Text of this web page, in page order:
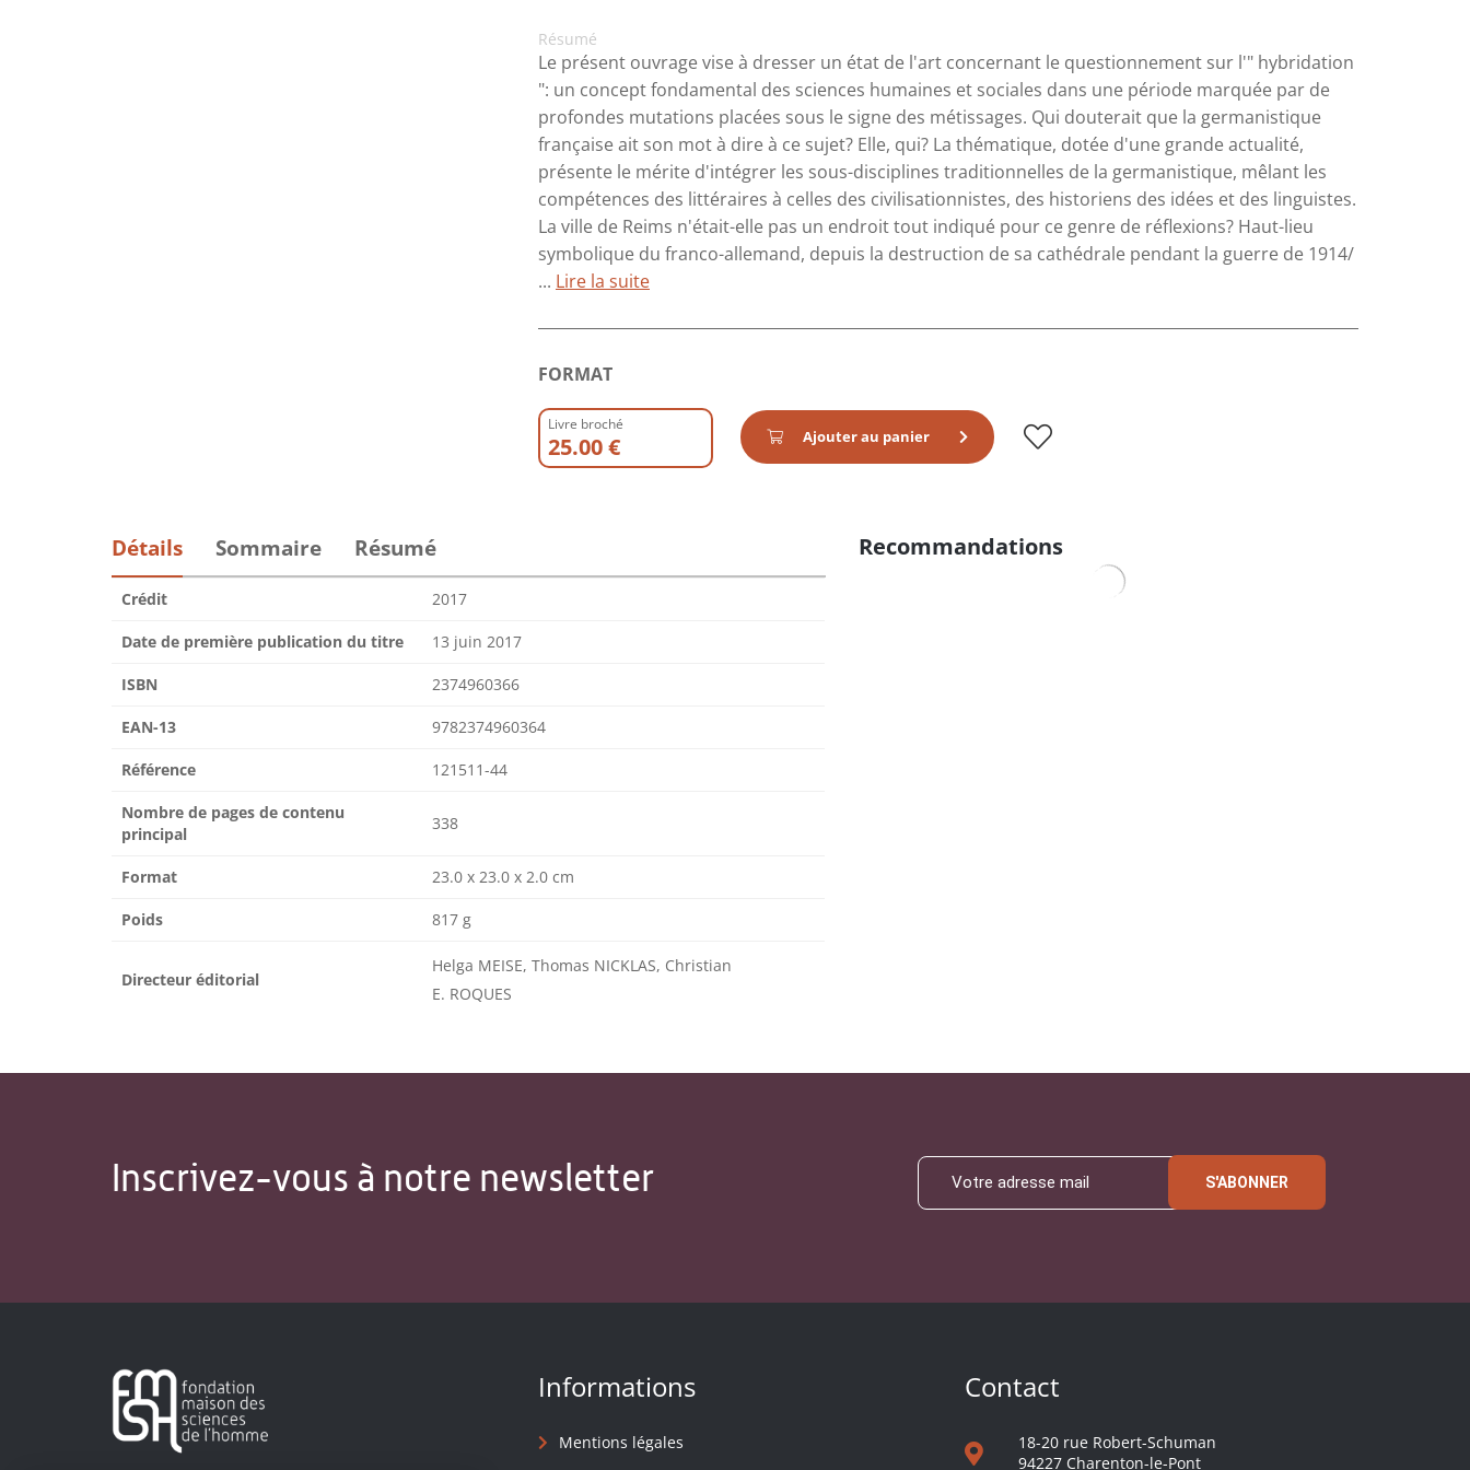
Résumé
Le présent ouvrage vise à dresser un état de l'art concernant le questionnement sur l'" hybridation
": un concept fondamental des sciences humaines et sociales dans une période marquée par de
profondes mutations placées sous le signe des métissages. Qui douterait que la germanistique
française ait son mot à dire à ce sujet? Elle, qui? La thématique, dotée d'une grande actualité,
présente le mérite d'intégrer les sous-disciplines traditionnelles de la germanistique, mêlant les
compétences des littéraires à celles des civilisationnistes, des historiens des idées et des linguistes.
La ville de Reims n'était-elle pas un endroit tout indiqué pour ce genre de réflexions? Haut-lieu
symbolique du franco-allemand, depuis la destruction de sa cathédrale pendant la guerre de 1914/
... Lire la suite
FORMAT
Livre broché
25.00 € Ajouter au panier
Détails Sommaire Résumé
Crédit 2017
Date de première publication du titre 13 juin 2017
ISBN 2374960366
EAN-13 9782374960364
Référence 121511-44
Nombre de pages de contenu
principal
338
Format 23.0 x 23.0 x 2.0 cm
Poids 817 g
Directeur éditorial
Helga MEISE, Thomas NICKLAS, Christian
E. ROQUES
Recommandations
Inscrivez-vous à notre newsletter S'ABONNER
Informations
Mentions légales
Contact
18-20 rue Robert-Schuman
94227 Charenton-le-Pont